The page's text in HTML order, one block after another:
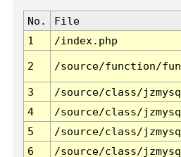
No. File
1
/index.php
2 /source/function/
3 /source/class/
4
/source/class/
5
/source/class/
6
/source/class/